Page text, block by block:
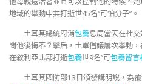
地域的舉動中共打逝世45名“可怕分子”。
土耳其總統府消包養息局當天在社
問他後悔不？擊后，土軍倡議屢次舉動
在敘利亞北部打逝包養世9名“可包養留言
土耳其國防部13日頒發講明說，為覆